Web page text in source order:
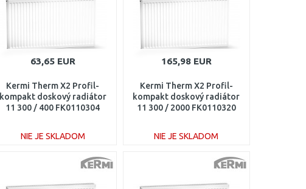
63,65 EUR
Kermi Therm X2 Profil-
kompakt doskový radiátor
11 300 / 400 FK0110304
NIE JE SKLADOM
DO KOŠÍKA
Porovnať
165,98 EUR
Kermi Therm X2 Profil-
kompakt doskový radiátor
11 300 / 2000 FK0110320
NIE JE SKLADOM
DO KOŠÍKA
Porovnať